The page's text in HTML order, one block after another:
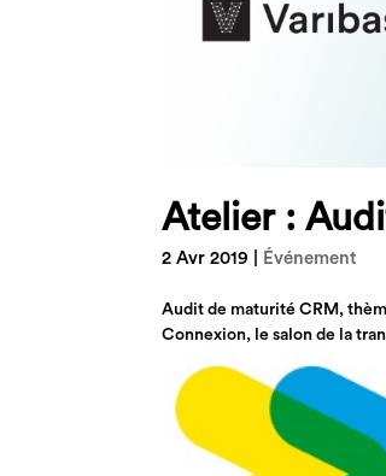
Atelier :
2 Avr 2019 Événement
Audit de maturité CRM,
Connexion, le salon de la
Présentation...